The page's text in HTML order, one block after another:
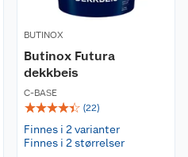
BUTINOX
Butinox Futura
dekkbeis
C-BASE
☆☆☆☆☆ (22)
Finnes i 2 varianter
Finnes i 2 størrelser